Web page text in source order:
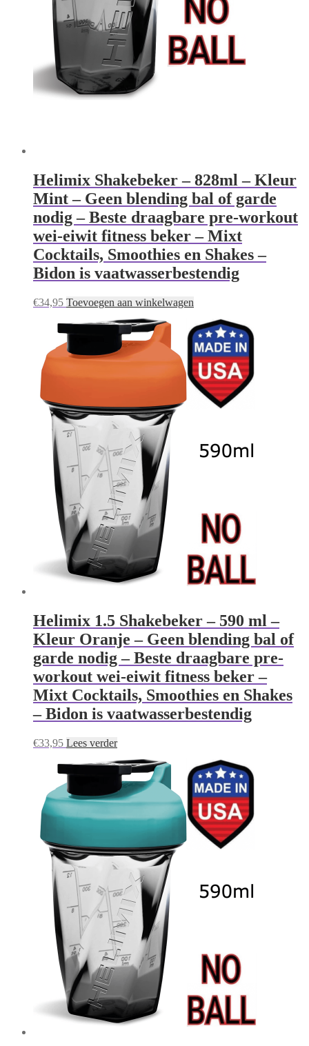
Helimix Shakebeker – 828ml – Kleur
Mint – Geen blending bal of garde
nodig – Beste draagbare pre-workout
wei-eiwit fitness beker – Mixt
Cocktails, Smoothies en Shakes –
Bidon is vaatwasserbestendig
€34,95 Toevoegen aan winkelwagen
Helimix 1.5 Shakebeker – 590 ml –
Kleur Oranje – Geen blending bal of
garde nodig – Beste draagbare pre-
workout wei-eiwit fitness beker –
Mixt Cocktails, Smoothies en Shakes
– Bidon is vaatwasserbestendig
€33,95 Lees verder